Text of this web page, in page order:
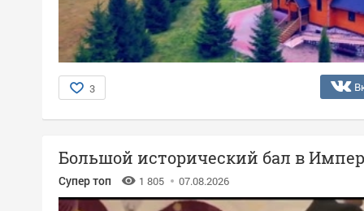
3
Большой исторический бал в
Супер топ 1 805 07.08.2026